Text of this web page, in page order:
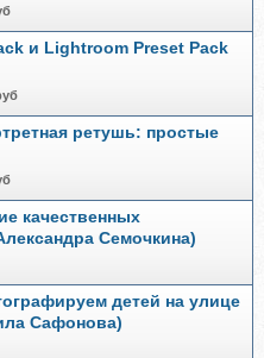
и Lightroom Preset Pack
ретушь: простые
качественных
Семочкина)
детей на улице
Сафонова)